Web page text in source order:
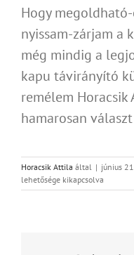
Hogy
nyissam-zárjam a
még mindig a
kapu távirányító
remélem
hamarosan
Horacsik Attila által | június
lehetősége kikapcsolva